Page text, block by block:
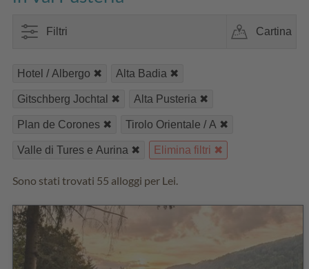
Filtri Cartina
Hotel / Albergo Alta Badia
Gitschberg Jochtal Alta Pusteria
Plan de Corones Tirolo Orientale / A
Valle di Tures e Aurina Elimina filtri
Sono stati trovati 55 alloggi per Lei.